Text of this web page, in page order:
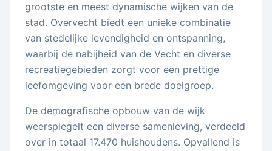
grootste en meest dynamische wijken van de
stad. Overvecht biedt een unieke combinatie
van stedelijke levendigheid en ontspanning,
waarbij de nabijheid van de Vecht en diverse
recreatiegebieden zorgt voor een prettige
leefomgeving voor een brede doelgroep.
De demografische opbouw van de wijk
weerspiegelt een diverse samenleving, verdeeld
over in totaal 17.470 huishoudens. Opvallend is